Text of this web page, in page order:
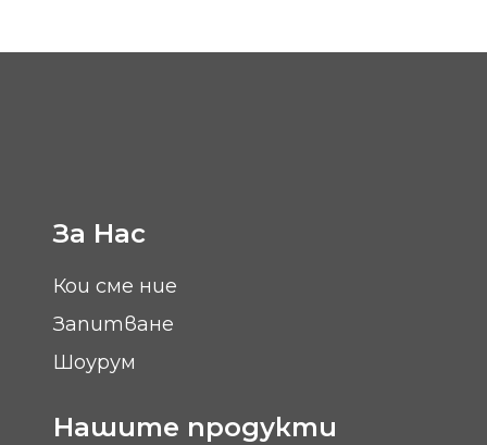
За Нас
Кои сме ние
Запитване
Шоурум
Нашите продукти